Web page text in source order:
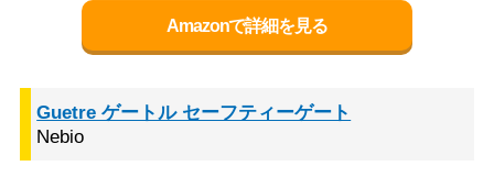
Amazonで詳細を見る
Guetre ゲートル セーフティーゲート
Nebio